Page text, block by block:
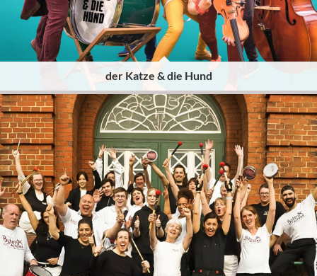
der Katze & die Hund